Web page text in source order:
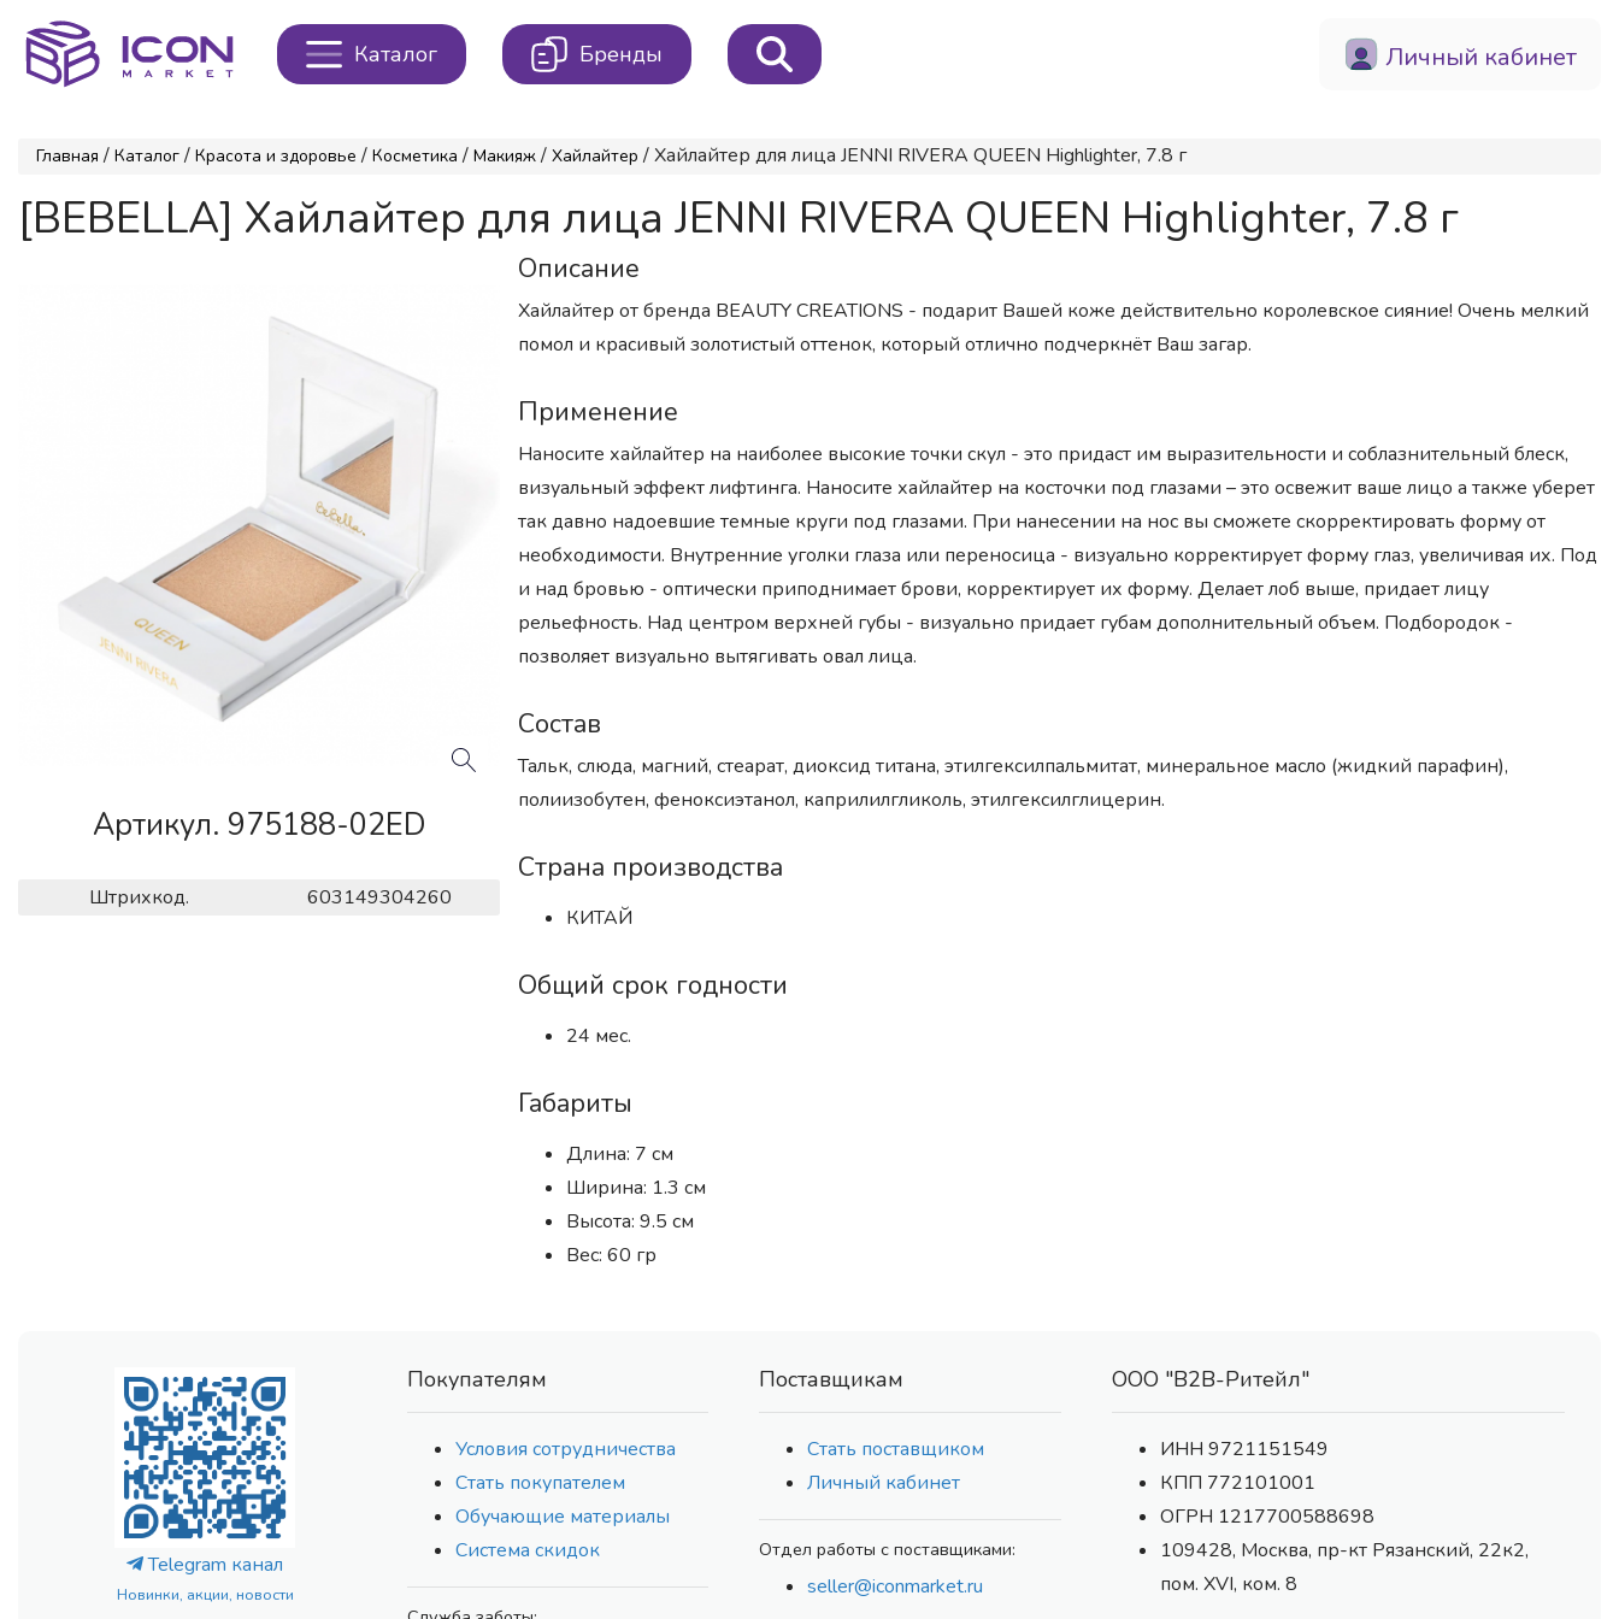
Каталог Бренды Личный кабинет
Главная / Каталог / Красота и здоровье / Косметика / Макияж / Хайлайтер / Хайлайтер для лица JENNI RIVERA QUEEN Highlighter, 7.8 г
[BEBELLA] Хайлайтер для лица JENNI RIVERA QUEEN Highlighter, 7.8 г
Артикул. 975188-02ED
Штрихкод. 603149304260
Описание
Хайлайтер от бренда BEAUTY CREATIONS - подарит Вашей коже действительно королевское сияние! Очень мелкий
помол и красивый золотистый оттенок, который отлично подчеркнёт Ваш загар.
Применение
Наносите хайлайтер на наиболее высокие точки скул - это придаст им выразительности и соблазнительный блеск,
визуальный эффект лифтинга. Наносите хайлайтер на косточки под глазами – это освежит ваше лицо а также уберет
так давно надоевшие темные круги под глазами. При нанесении на нос вы сможете скорректировать форму от
необходимости. Внутренние уголки глаза или переносица - визуально корректирует форму глаз, увеличивая их. Под
и над бровью - оптически приподнимает брови, корректирует их форму. Делает лоб выше, придает лицу
рельефность. Над центром верхней губы - визуально придает губам дополнительный объем. Подбородок -
позволяет визуально вытягивать овал лица.
Состав
Тальк, слюда, магний, стеарат, диоксид титана, этилгексилпальмитат, минеральное масло (жидкий парафин),
полиизобутен, феноксиэтанол, каприлилгликоль, этилгексилглицерин.
Страна производства
КИТАЙ
Общий срок годности
24 мес.
Габариты
Длина: 7 см
Ширина: 1.3 см
Высота: 9.5 см
Вес: 60 гр
Telegram канал
Новинки, акции, новости
Покупателям
Условия сотрудничества
Стать покупателем
Обучающие материалы
Система скидок
Поставщикам
Стать поставщиком
Личный кабинет
Отдел работы с поставщиками:
seller@iconmarket.ru
ООО "В2В-Ритейл"
ИНН 9721151549
КПП 772101001
ОГРН 1217700588698
109428, Москва, пр-кт Рязанский, 22к2,
пом. XVI, ком. 8